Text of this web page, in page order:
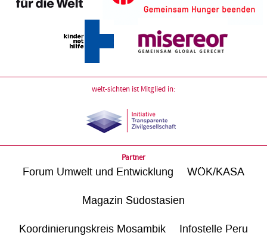
welt-sichten ist Mitglied in:
Partner
Forum Umwelt und Entwicklung WÖK/KASA
Magazin Südostasien
Koordinierungskreis Mosambik Infostelle Peru